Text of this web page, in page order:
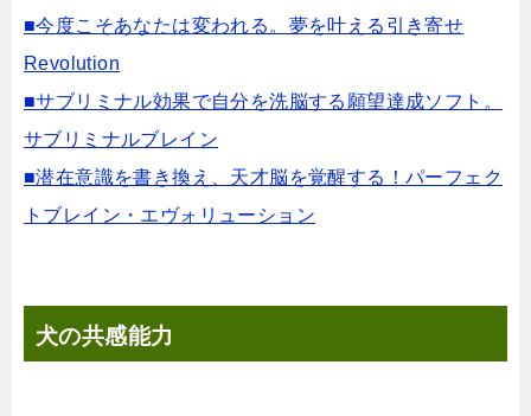
■今度こそあなたは変われる。夢を叶える引き寄せ
Revolution
■サブリミナル効果で自分を洗脳する願望達成ソフト。
サブリミナルブレイン
■潜在意識を書き換え、天才脳を覚醒する！パーフェク
トブレイン・エヴォリューション
犬の共感能力